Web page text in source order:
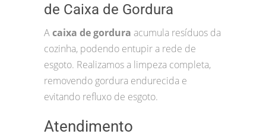
de Caixa de Gordura
Acaixa de gordura acumula resíduos da
cozinha, podendo entupir a rede de
esgoto. Realizamos a limpeza completa,
removendo gordura endurecida e
evitando refluxo de esgoto.
Atendimento